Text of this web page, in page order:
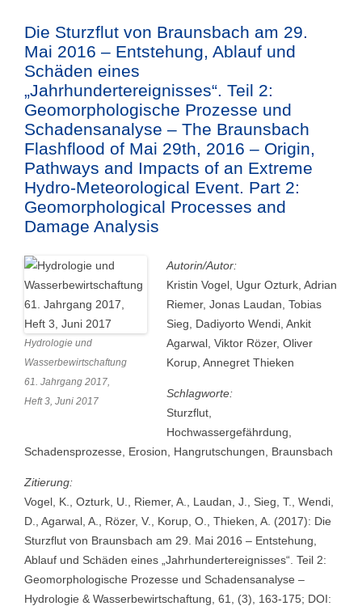
Die Sturzflut von Braunsbach am 29.
Mai 2016 – Entstehung, Ablauf und
Schäden eines
„Jahrhundertereignisses“. Teil 2:
Geomorphologische Prozesse und
Schadensanalyse – The Braunsbach
Flashflood of Mai 29th, 2016 – Origin,
Pathways and Impacts of an Extreme
Hydro-Meteorological Event. Part 2:
Geomorphological Processes and
Damage Analysis
Hydrologie und
Wasserbewirtschaftung
61. Jahrgang 2017,
Heft 3, Juni 2017
Autorin/Autor:
Kristin Vogel, Ugur Ozturk, Adrian
Riemer, Jonas Laudan, Tobias
Sieg, Dadiyorto Wendi, Ankit
Agarwal, Viktor Rözer, Oliver
Korup, Annegret Thieken
Schlagworte:
Sturzflut,
Hochwassergefährdung,
Schadensprozesse, Erosion, Hangrutschungen, Braunsbach
Zitierung:
Vogel, K., Ozturk, U., Riemer, A., Laudan, J., Sieg, T., Wendi,
D., Agarwal, A., Rözer, V., Korup, O., Thieken, A. (2017): Die
Sturzflut von Braunsbach am 29. Mai 2016 – Entstehung,
Ablauf und Schäden eines „Jahrhundertereignisses“. Teil 2:
Geomorphologische Prozesse und Schadensanalyse –
Hydrologie & Wasserbewirtschaftung, 61, (3), 163-175; DOI: